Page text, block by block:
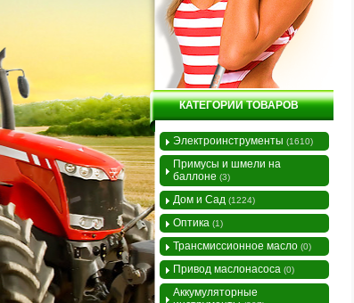
КАТЕГОРИИ ТОВАРОВ
Электроинструменты (1610)
Примусы и шмели на
баллоне (3)
Дом и Сад (1224)
Оптика (1)
Трансмиссионное масло (0)
Привод маслонасоса (0)
Аккумуляторные